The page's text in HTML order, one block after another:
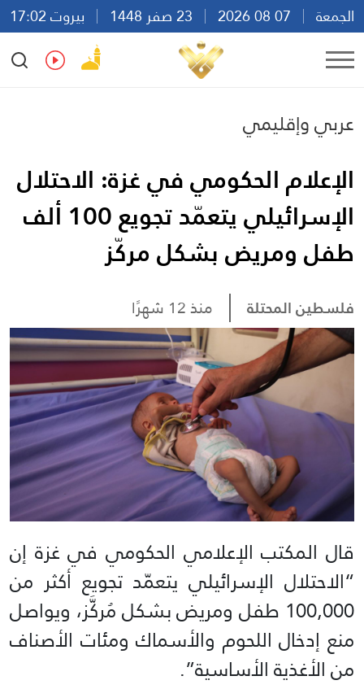
الجمعة
بيروت 17:02
Ar
En Fr Es
عربي وإقليمي
الإعلام الحكومي في غزة: الاحتلال
الإسرائيلي يتعمّد تجويع 100 ألف
طفل ومريض بشكل مركّز
فلسطين المحتلة منذ 12 شهرًا
قال المكتب الإعلامي الحكومي في غزة إن
“الاحتلال الإسرائيلي يتعمّد تجويع أكثر من
100,000 طفل ومريض بشكل مُركَّز، ويواصل
منع إدخال اللحوم والأسماك ومئات الأصناف
من الأغذية الأساسية”.